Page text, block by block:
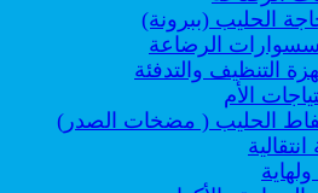
الحليب (ببرونة)
الرضاعة
التنظيف والتدفئة
الأم
الحليب ( مضخات الصدر)